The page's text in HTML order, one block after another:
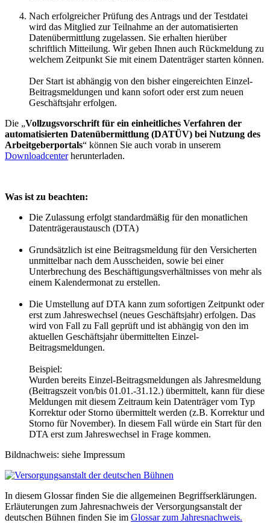
Nach erfolgreicher Prüfung des Antrags und der Testdatei
wird das Mitglied zur Teilnahme an der automatisierten
Datenübermittlung zugelassen. Sie erhalten hierüber
schriftlich Mitteilung. Wir geben Ihnen auch Rückmeldung zu
welchem Zeitpunkt Sie mit einem Datenträger starten können.
Der Start ist abhängig von den bisher eingereichten Einzel-
Beitragsmeldungen und kann sofort oder erst zum neuen
Geschäftsjahr erfolgen.
Die „Vollzugsvorschrift für ein einheitliches Verfahren der
automatisierten Datenübermittlung (DATÜV) bei Nutzung des
Arbeitgeberportals“ können Sie auch vorab in unserem
Downloadcenterherunterladen.
Was ist zu beachten:
Die Zulassung erfolgt standardmäßig für den monatlichen
Datenträgeraustausch (DTA)
Grundsätzlich ist eine Beitragsmeldung für den Versicherten
unmittelbar nach dem Ausscheiden, sowie bei einer
Unterbrechung des Beschäftigungsverhältnisses von mehr als
einem Kalendermonat zu erstellen.
Die Umstellung auf DTA kann zum sofortigen Zeitpunkt oder
erst zum Jahreswechsel (neues Geschäftsjahr) erfolgen. Das
wird von Fall zu Fall geprüft und ist abhängig von den im
aktuellen Geschäftsjahr übermittelten Einzel-
Beitragsmeldungen.
Beispiel:
Wurden bereits Einzel-Beitragsmeldungen als Jahresmeldung
(Beitragszeit von/bis 01.01.-31.12.) übermittelt, kann für diese
Meldungen mit diesem Zeitraum kein Datenträger vom Typ
Korrektur oder Storno übermittelt werden (z.B. Korrektur und
Storno für November). In diesem Fall würde ein Start für den
DTA erst zum Jahreswechsel in Frage kommen.
Bildnachweis: siehe Impressum
In diesem Glossar finden Sie die allgemeinen Begriffserklärungen.
Erläuterungen zum Jahresnachweis der Versorgungsanstalt der
deutschen Bühnen finden Sie im Glossar zum Jahresnachweis.